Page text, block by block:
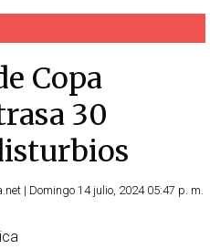
Copa
30
| Domingo 14 julio, 2024 05:47 p. m.